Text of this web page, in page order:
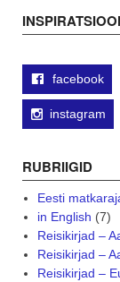
facebook
instagram
RUBRIIGID
Eesti
in English (7)
Reisikirjad –
Reisikirjad –
Reisikirjad –